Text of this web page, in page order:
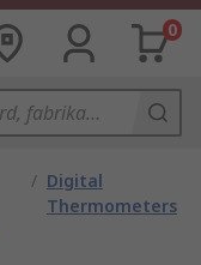
0
/ Digital
Thermometers